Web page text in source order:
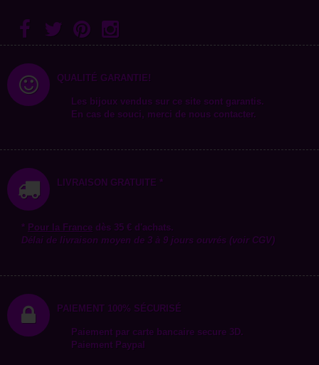
QUALITÉ GARANTIE!
Les bijoux vendus sur ce site sont garantis.
En cas de souci, merci de nous contacter.
LIVRAISON GRATUITE *
* Pour la France dès 35 € d'achats.
Délai de livraison moyen de 3 à 9 jours ouvrés (voir CGV)
PAIEMENT 100% SÉCURISÉ
Paiement par carte bancaire secure 3D.
Paiement Paypal